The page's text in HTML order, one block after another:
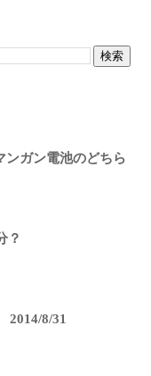
ンガン電池のどちら
？
2014/8/31